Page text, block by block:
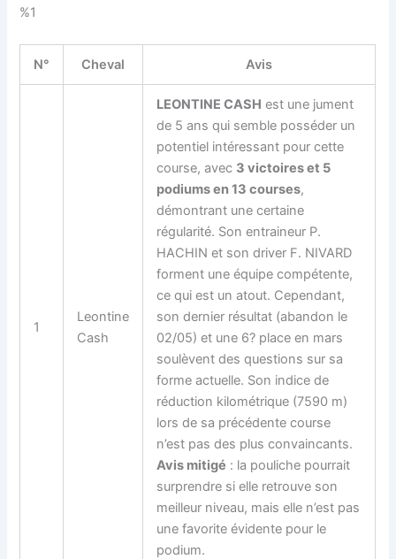
%1
N° Cheval Avis
1
Leontine
Cash
LEONTINE CASH est une jument
de 5 ans qui semble posséder un
potentiel intéressant pour cette
course, avec 3 victoires et 5
podiums en 13 courses,
démontrant une certaine
régularité. Son entraineur P.
HACHIN et son driver F. NIVARD
forment une équipe compétente,
ce qui est un atout. Cependant,
son dernier résultat (abandon le
02/05) et une 6? place en mars
soulèvent des questions sur sa
forme actuelle. Son indice de
réduction kilométrique (7590 m)
lors de sa précédente course
n’est pas des plus convaincants.
Avis mitigé : la pouliche pourrait
surprendre si elle retrouve son
meilleur niveau, mais elle n’est pas
une favorite évidente pour le
podium.